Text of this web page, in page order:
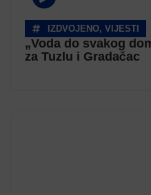
IZDVOJENO, VIJESTI
„Voda do svakog
za Tuzlu i Gradačac